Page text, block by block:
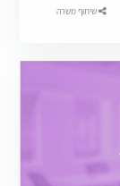
שיתוף משרה